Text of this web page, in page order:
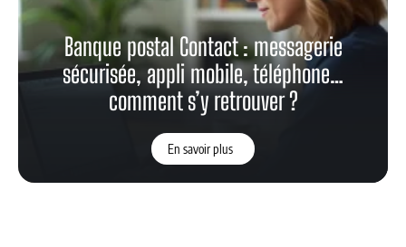
Banque postal Contact : messagerie
sécurisée, appli mobile, téléphone…
comment s’y retrouver ?
En savoir plus